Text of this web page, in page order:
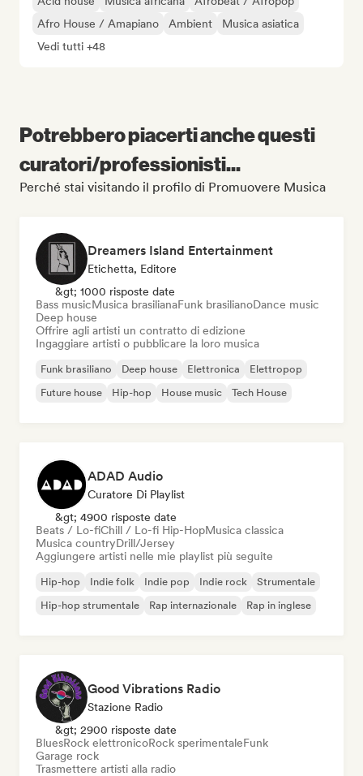
Afro House / Amapiano
Ambient
Musica asiatica
Vedi tutti +48
Potrebbero piacerti anche questi
curatori/professionisti...
Perché stai visitando il profilo di Promuovere Musica
Dreamers Island Entertainment
Etichetta, Editore
&gt; 1000 risposte date
Bass musicMusica brasilianaFunk brasilianoDance music
Deep house
Offrire agli artisti un contratto di edizione
Ingaggiare artisti o pubblicare la loro musica
Funk brasiliano Deep house Elettronica
Elettropop
Future house
Hip-hop House music Tech House
ADAD Audio
Curatore Di Playlist
&gt; 4900 risposte date
Beats / Lo-fiChill / Lo-fi Hip-HopMusica classica
Musica countryDrill/Jersey
Aggiungere artisti nelle mie playlist più seguite
Hip-hop Indie folk Indie pop Indie rock
Strumentale
Hip-hop strumentale
Rap internazionale Rap in inglese
Good Vibrations Radio
Stazione Radio
&gt; 2900 risposte date
BluesRock elettronicoRock sperimentaleFunk
Garage rock
Trasmettere artisti alla radio